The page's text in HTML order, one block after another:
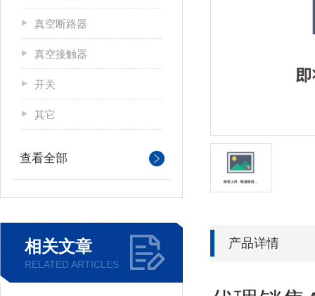
真空断路器
真空接触器
开关
其它
查看全部
相关文章
RELATED ARTICLES
产品详情